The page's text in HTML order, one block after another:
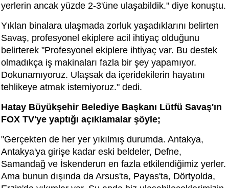
yerlerin ancak yüzde 2-3'üne ulaşabildik." diye konuştu.
Yıklan binalara ulaşmada zorluk yaşadıklarını belirten
Savaş, profesyonel ekiplere acil ihtiyaç olduğunu
belirterek "Profesyonel ekiplere ihtiyaç var. Bu destek
olmadıkça iş makinaları fazla bir şey yapamıyor.
Dokunamıyoruz. Ulaşsak da içeridekilerin hayatını
tehlikeye atmak istemiyoruz." dedi.
Hatay Büyükşehir Belediye Başkanı Lütfü Savaş'ın
FOX TV'ye yaptığı açıklamalar şöyle;
"Gerçekten de her yer yıkılmış durumda. Antakya,
Antakya'ya girişe kadar eski beldeler, Defne,
Samandağ ve İskenderun en fazla etkilendiğimiz yerler.
Ama bunun dışında da Arsus'ta, Payas'ta, Dörtyolda,